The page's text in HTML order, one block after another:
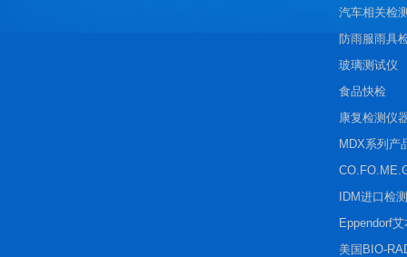
汽车相关检
防雨服雨具
玻璃测试仪
食品快检
康复检测仪
MDX系列产
IDM进口检
Eppendorf
美国BIO-